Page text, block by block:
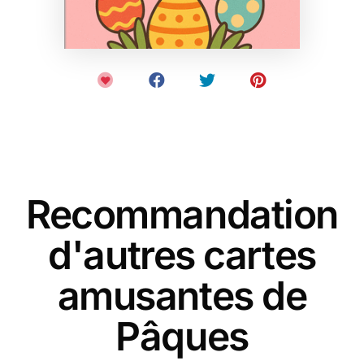
Recommandation
d'autres cartes
amusantes de
Pâques